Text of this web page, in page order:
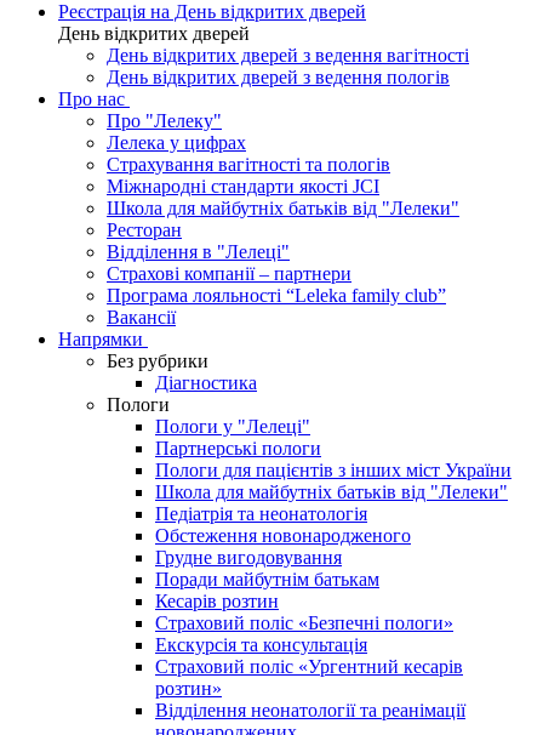
Реєстрація на День відкритих дверей
День відкритих дверей
День відкритих дверей з ведення вагітності
День відкритих дверей з ведення пологів
Про нас
Про "Лелеку"
Лелека у цифрах
Страхування вагітності та пологів
Міжнародні стандарти якості JCI
Школа для майбутніх батьків від "Лелеки"
Ресторан
Відділення в "Лелеці"
Страхові компанії – партнери
Програма лояльності “Leleka family club”
Вакансії
Напрямки
Без рубрики
Діагностика
Пологи
Пологи у "Лелеці"
Партнерські пологи
Пологи для пацієнтів з інших міст України
Школа для майбутніх батьків від "Лелеки"
Педіатрія та неонатологія
Обстеження новонародженого
Грудне вигодовування
Поради майбутнім батькам
Кесарів розтин
Страховий поліс «Безпечні пологи»
Екскурсія та консультація
Страховий поліс «Ургентний кесарів
розтин»
Відділення неонатології та реанімації